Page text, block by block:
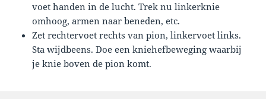
voet handen in de lucht. Trek nu linkerknie
omhoog, armen naar beneden, etc.
Zet rechtervoet rechts van pion, linkervoet links.
Sta wijdbeens. Doe een kniehefbeweging waarbij
je knie boven de pion komt.